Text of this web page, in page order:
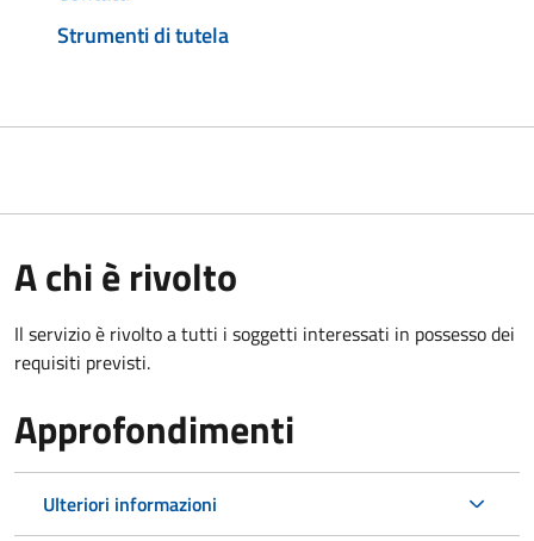
Strumenti di tutela
A chi è rivolto
Il servizio è rivolto a tutti i soggetti interessati in possesso dei
requisiti previsti.
Approfondimenti
Ulteriori informazioni